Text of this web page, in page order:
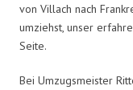
von Villach nach
umziehst, unser
Seite.
Bei Umzugsmeister